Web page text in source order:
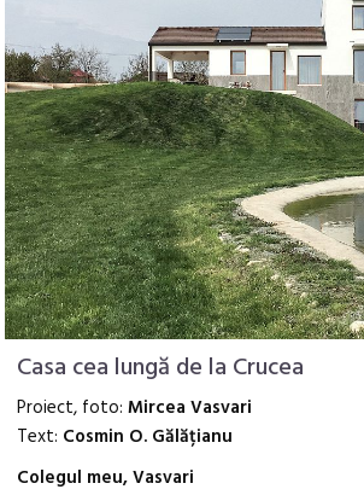
Casa cea lungă de la Crucea
Proiect, foto: Mircea Vasvari
Text: Cosmin O. Gălățianu
Colegul meu, Vasvari